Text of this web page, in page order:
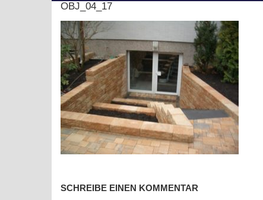
OBJ_04_17
SCHREIBE EINEN KOMMENTAR